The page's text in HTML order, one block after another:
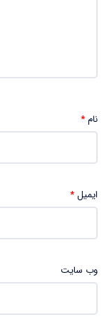
نام*
ایمیل*
وب‌ سایت